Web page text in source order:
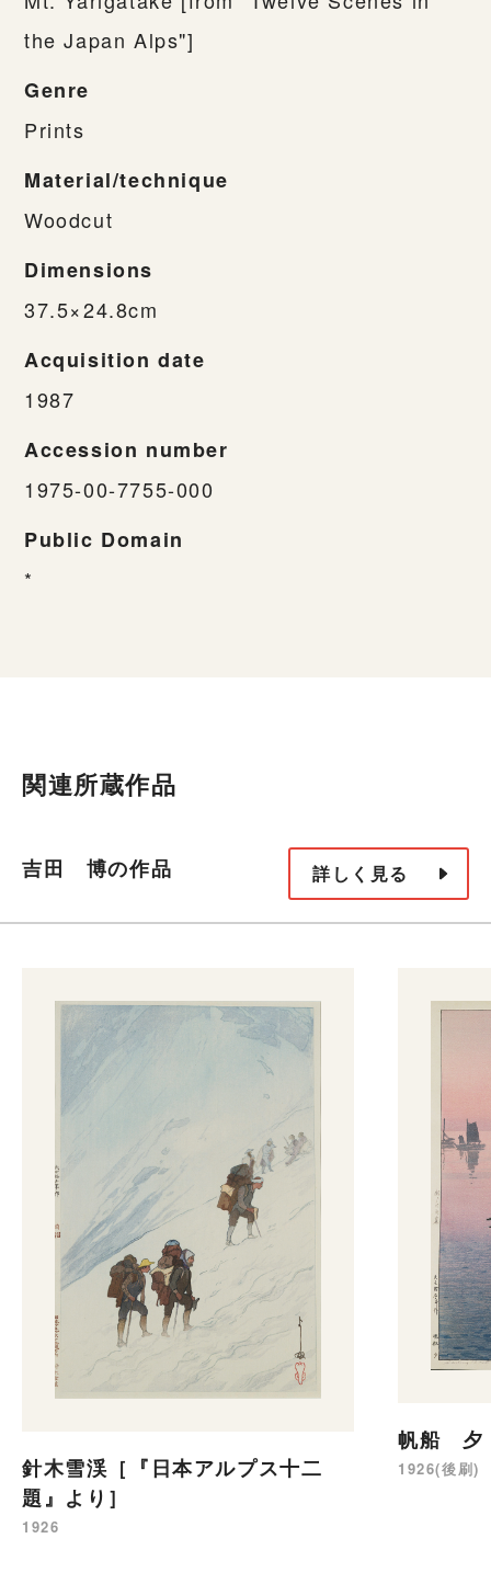
the Japan Alps"]
Genre
Prints
Material/technique
Woodcut
Dimensions
37.5×24.8cm
Acquisition date
1987
Accession number
1975-00-7755-000
Public Domain
*
関連所蔵作品
吉田 博の作品 詳しく見る
針木雪渓［『日本アルプス十二
題』より］
1926
帆船 夕
1926(後刷)